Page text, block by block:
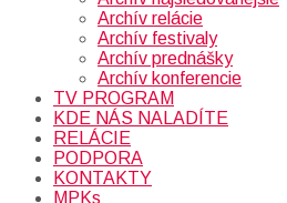
Archív relácie
Archív festivaly
Archív prednášky
Archív konferencie
TV PROGRAM
KDE NÁS NALADÍTE
RELÁCIE
PODPORA
KONTAKTY
MPKs